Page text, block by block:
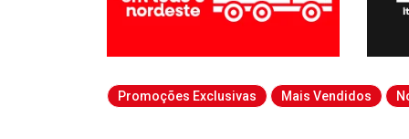
Promoções Exclusivas Mais Vendidos